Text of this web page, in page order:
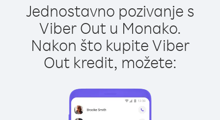
Jednostavno pozivanje s
Viber Out u Monako.
Nakon što kupite Viber
Out kredit, možete: